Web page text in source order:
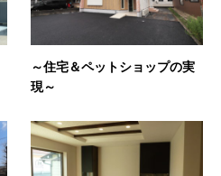
～住宅＆ペットショップの実
現～